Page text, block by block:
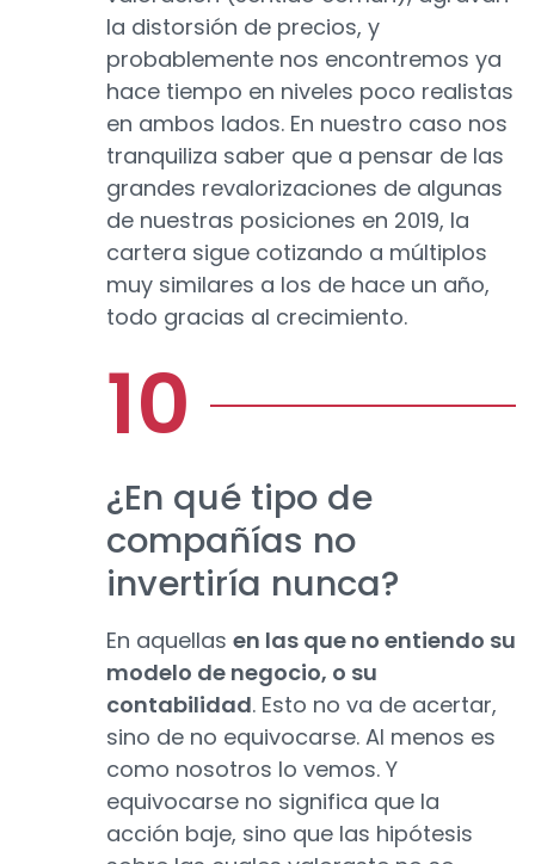
la distorsión de precios, y
probablemente nos encontremos ya
hace tiempo en niveles poco realistas
en ambos lados. En nuestro caso nos
tranquiliza saber que a pensar de las
grandes revalorizaciones de algunas
de nuestras posiciones en 2019, la
cartera sigue cotizando a múltiplos
muy similares a los de hace un año,
todo gracias al crecimiento.
¿En qué tipo de
compañías no
invertiría nunca?
En aquellas en las que no entiendo su
modelo de negocio, o su
contabilidad. Esto no va de acertar,
sino de no equivocarse. Al menos es
como nosotros lo vemos. Y
equivocarse no significa que la
acción baje, sino que las hipótesis